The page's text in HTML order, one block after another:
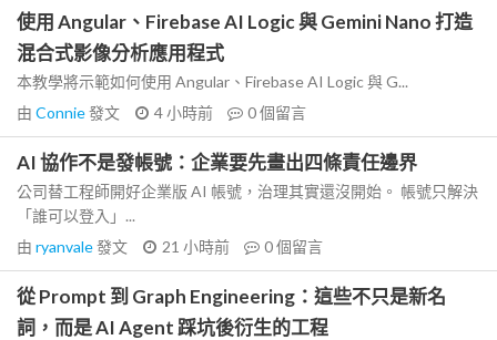
使用 Angular、Firebase AI Logic 與 Gemini Nano 打造
混合式影像分析應用程式
本教學將示範如何使用 Angular、Firebase AI Logic 與 G...
由 Connie發文 4 小時前 0個留言
AI 協作不是發帳號：企業要先畫出四條責任邊界
公司替工程師開好企業版 AI 帳號，治理其實還沒開始。 帳號只解決
「誰可以登入」...
由 ryanvale發文 21 小時前 0個留言
從 Prompt 到 Graph Engineering：這些不只是新名
詞，而是 AI Agent 踩坑後衍生的工程